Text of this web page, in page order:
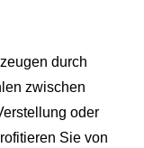
durch
zwischen
oder
Sie von